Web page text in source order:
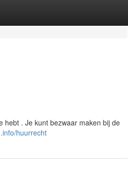
hebt . Je kunt bezwaar maken bij de
huurrecht